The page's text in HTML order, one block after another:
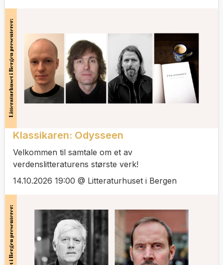
Klassikaren: Odysseen
Velkommen til samtale om et av
verdenslitteraturens største verk!
14.10.2026 19:00 @ Litteraturhuset i Bergen